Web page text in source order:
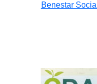
Benestar Social